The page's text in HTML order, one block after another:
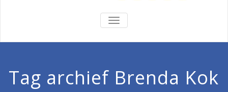
TOGGLE
Tag archief Brenda Kok